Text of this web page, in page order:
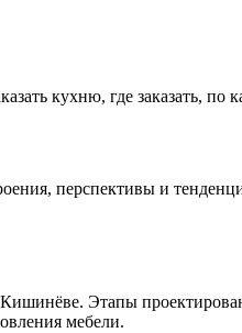
кухню, где заказать, по
перспективы и
Этапы
мебели.